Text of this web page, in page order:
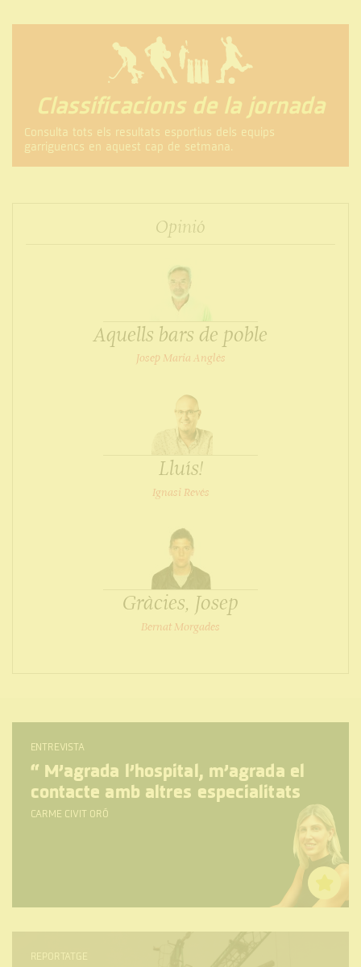
Classificacions de la jornada
Consulta tots els resultats esportius dels equips
garriguencs en aquest cap de setmana.
Opinió
Aquells bars de poble
Josep Maria Anglès
Lluís!
Ignasi Revés
Gràcies, Josep
Bernat Morgades
ENTREVISTA
“ M’agrada l’hospital, m’agrada el
contacte amb altres especialitats
CARME CIVIT ORÓ
REPORTATGE